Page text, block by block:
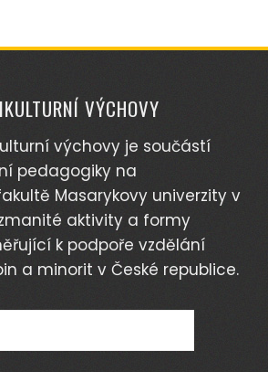
VÝCHOVY
výchovy je součástí
pedagogiky na
Masarykovy univerzity v
aktivity a formy
k podpoře vzdělání
a minorit v České republice.